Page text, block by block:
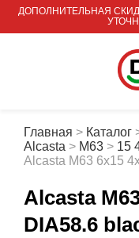
ДОПОЛНИТЕЛЬНАЯ
Главная > Каталог
Alcasta > M63 > 15
Alcasta M63 6x15
Alcasta
DIA58.6